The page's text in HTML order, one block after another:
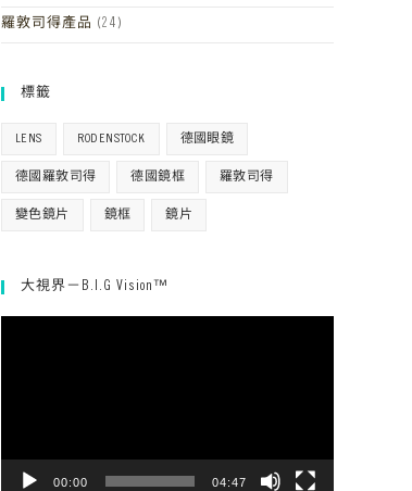
羅敦司得產品 (24)
標籤
LENS RODENSTOCK 德國眼鏡
德國羅敦司得 德國鏡框 羅敦司得
變色鏡片 鏡框 鏡片
大視界－B.I.G Vision™
00:00 04:47